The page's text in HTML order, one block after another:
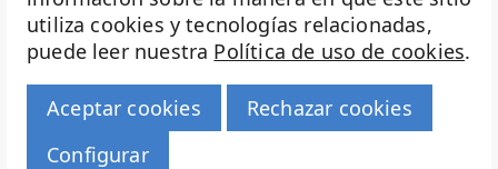
utiliza cookies y tecnologías relacionadas,
puede leer nuestra Política de uso de cookies.
Aceptar cookies
Rechazar cookies
Configurar
Eventos
Transparencia
Haz historia
© 2026 Fundación MD Anderson Hospiten